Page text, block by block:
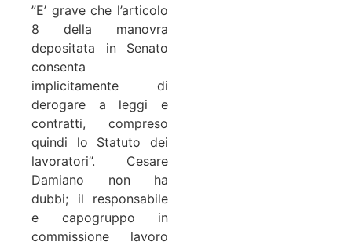
”E’ grave che l’articolo
8 della manovra
depositata in Senato
consenta
implicitamente di
derogare a leggi e
contratti, compreso
quindi lo Statuto dei
lavoratori”. Cesare
Damiano non ha
dubbi; il responsabile
e capogruppo in
commissione lavoro